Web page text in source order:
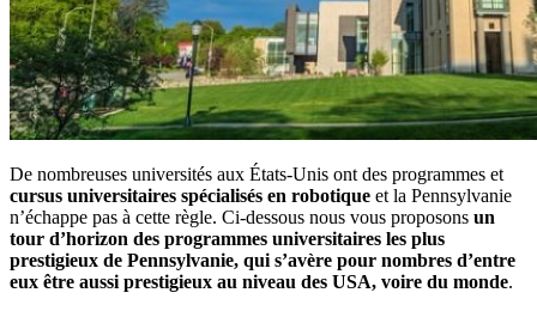
De nombreuses universités aux États-Unis ont des programmes et
cursus universitaires spécialisés en robotique et la Pennsylvanie
n’échappe pas à cette règle. Ci-dessous nous vous proposons un
tour d’horizon des programmes universitaires les plus
prestigieux de Pennsylvanie, qui s’avère pour nombres d’entre
eux être aussi prestigieux au niveau des USA, voire du monde.